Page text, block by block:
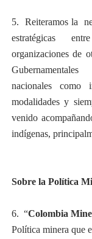
5. Reiteramos la
estratégicas
organizaciones de
nacionales como
modalidades y
venido
indígenas,
Sobre la Política
6. “Colombia
Política minera que